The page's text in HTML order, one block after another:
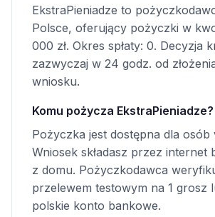
EkstraPieniadze to
Polsce, oferujący pożyczki w
000 zł. Okres spłaty: 0. Decyzja
zazwyczaj w 24 godz. od
wniosku.
Komu pożycza EkstraPieniadze?
Pożyczka jest dostępna dla osób
Wniosek składasz przez internet
z domu. Pożyczkodawca
przelewem testowym na 1 grosz
polskie konto bankowe.